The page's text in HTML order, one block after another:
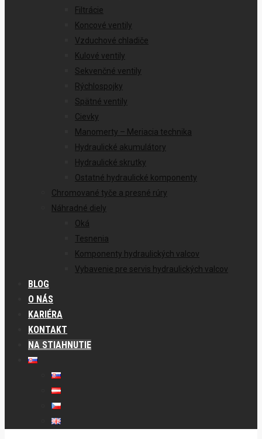
Filtrácie
Koncové ventily
Vzduchové chladiče
Kulové ventily
Sekvenčné ventily
Rýchlospojky
Spätné ventily
Cievky
Manomerty – Meriacia technika
Hydraulické akumulátory
Hydraulické skrutky
Ostatné hydraulické komponenty
Chromované tyče a presné rúry
Náhradné diely
Oká
Tesnenia
Komponenty hydraulických valcov
Vybavenie pre servis hydraulických valcov
BLOG
O NÁS
KARIÉRA
KONTAKT
NA STIAHNUTIE